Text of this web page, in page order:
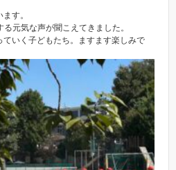
す。
元気な声が聞こえてきました。
いく子どもたち。ますます楽しみで